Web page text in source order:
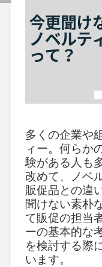
セミナー
よくあるご質問
資料ダウンロード
ビジネスベーシックダ
手帳資料一覧
お知らせ
コラム
多くの企業や
ィー。何らか
験がある人も
改めて、ノベ
販促品との違
聞けない素朴
て販促の担当
ーの基本的な
を検討する際
います。